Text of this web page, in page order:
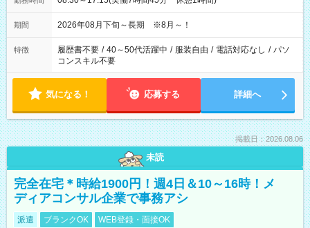
期間 2026年08月下旬～長期 ※8月～！
特徴 履歴書不要 / 40～50代活躍中 / 服装自由 / 電話対応なし / パソ
コンスキル不要
気になる！ 応募する 詳細へ
掲載日：2026.08.06
未読
完全在宅＊時給1900円！週4日＆10～16時！メ
ディアコンサル企業で事務アシ
派遣 ブランクOK WEB登録・面接OK